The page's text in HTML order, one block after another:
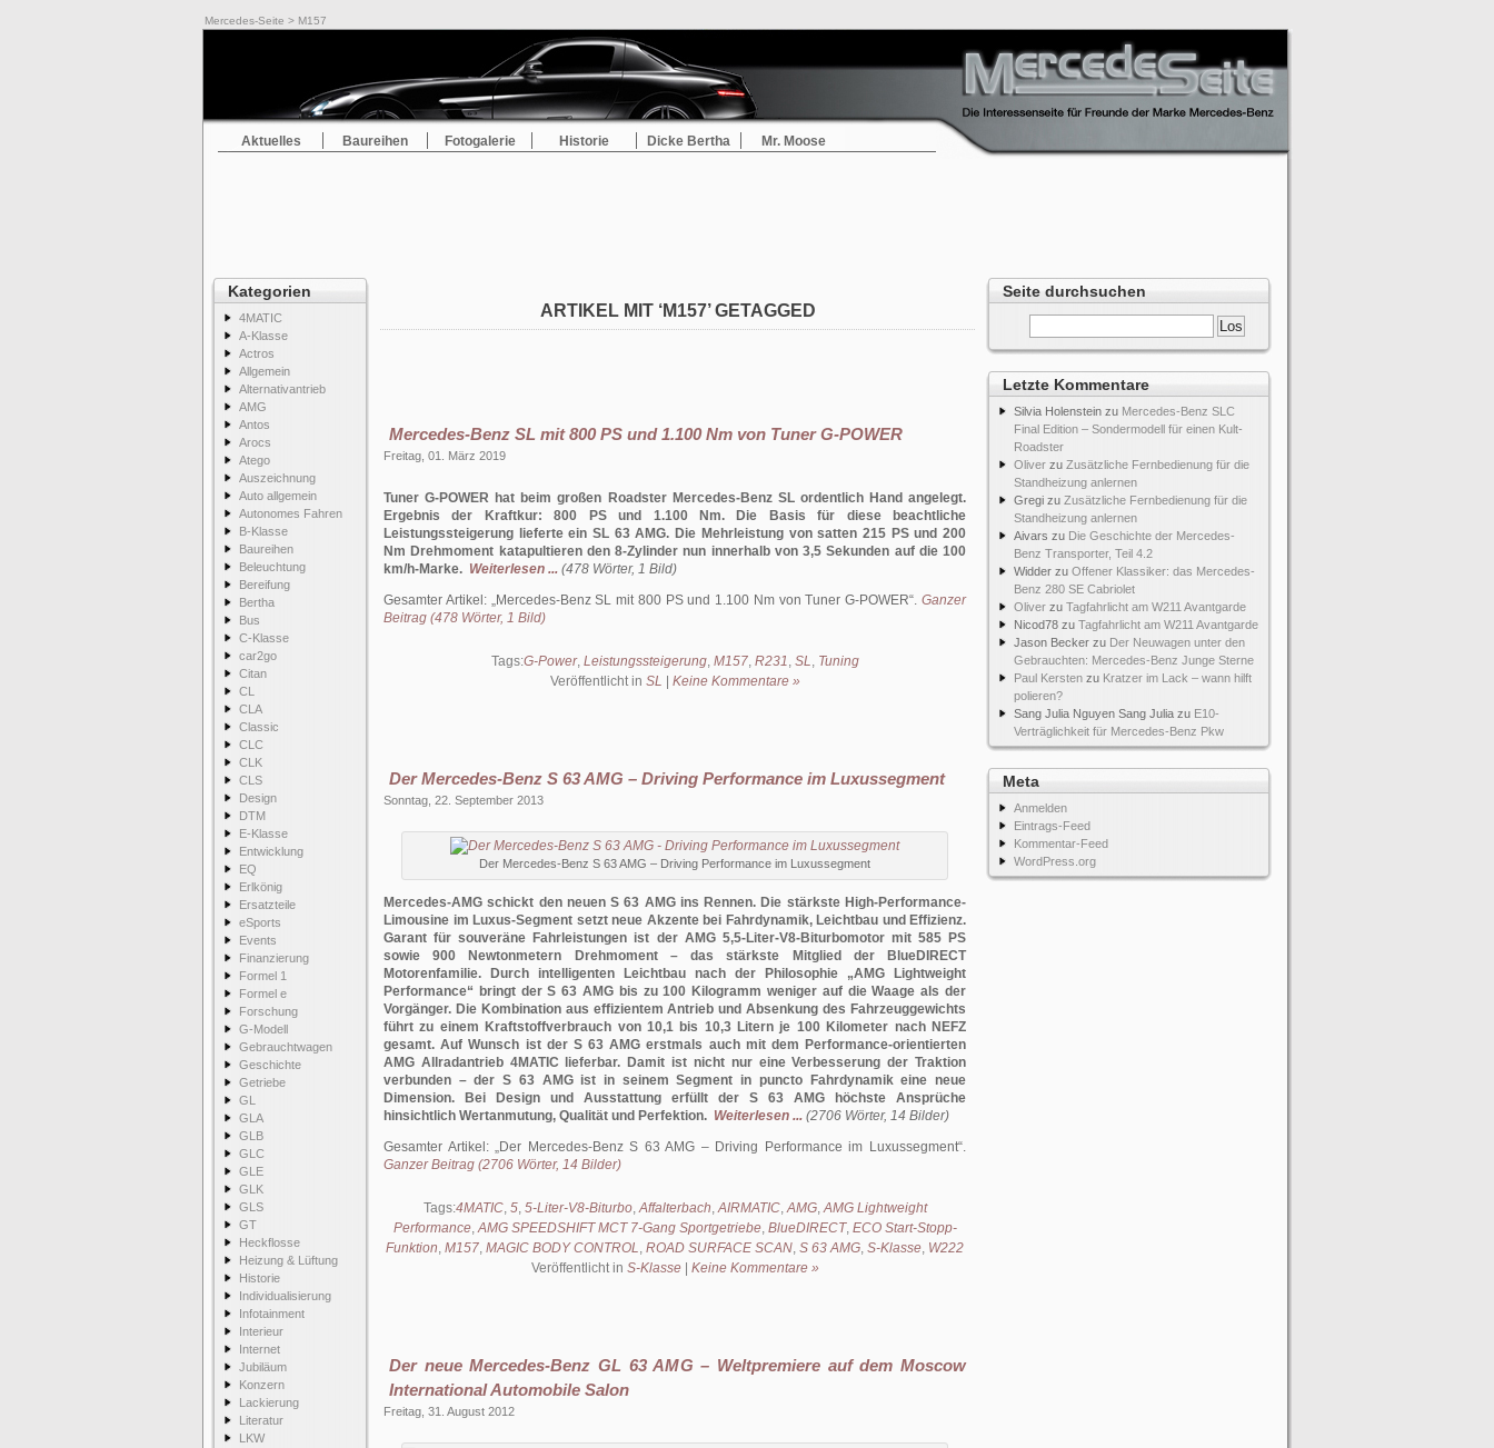
Mercedes-Seite > M157
Aktuelles Baureihen Fotogalerie Historie Dicke Bertha Mr. Moose
Kategorien
4MATIC
A-Klasse
Actros
Allgemein
Alternativantrieb
AMG
Antos
Arocs
Atego
Auszeichnung
Auto allgemein
Autonomes Fahren
B-Klasse
Baureihen
Beleuchtung
Bereifung
Bertha
Bus
C-Klasse
car2go
Citan
CL
CLA
Classic
CLC
CLK
CLS
Design
DTM
E-Klasse
Entwicklung
EQ
Erlkönig
Ersatzteile
eSports
Events
Finanzierung
Formel 1
Formel e
Forschung
G-Modell
Gebrauchtwagen
Geschichte
Getriebe
GL
GLA
GLB
GLC
GLE
GLK
GLS
GT
Heckflosse
Heizung & Lüftung
Historie
Individualisierung
Infotainment
Interieur
Internet
Jubiläum
Konzern
Lackierung
Literatur
LKW
Seite durchsuchen
Letzte Kommentare
Silvia Holenstein zu Mercedes-Benz SLC
Final Edition – Sondermodell für einen Kult-
Roadster
Oliver zu Zusätzliche Fernbedienung für die
Standheizung anlernen
Gregi zu Zusätzliche Fernbedienung für die
Standheizung anlernen
Aivars zu Die Geschichte der Mercedes-
Benz Transporter, Teil 4.2
Widder zu Offener Klassiker: das Mercedes-
Benz 280 SE Cabriolet
Oliver zu Tagfahrlicht am W211 Avantgarde
Nicod78 zu Tagfahrlicht am W211 Avantgarde
Jason Becker zu Der Neuwagen unter den
Gebrauchten: Mercedes-Benz Junge Sterne
Paul Kersten zu Kratzer im Lack – wann hilft
polieren?
Sang Julia Nguyen Sang Julia zu E10-
Verträglichkeit für Mercedes-Benz Pkw
Meta
Anmelden
Eintrags-Feed
Kommentar-Feed
WordPress.org
ARTIKEL MIT ‘M157’ GETAGGED
Mercedes-Benz SL mit 800 PS und 1.100 Nm von Tuner G-POWER
Freitag, 01. März 2019
Tuner G-POWER hat beim großen Roadster Mercedes-Benz SL ordentlich Hand angelegt.
Ergebnis der Kraftkur: 800 PS und 1.100 Nm. Die Basis für diese beachtliche
Leistungssteigerung lieferte ein SL 63 AMG. Die Mehrleistung von satten 215 PS und 200
Nm Drehmoment katapultieren den 8-Zylinder nun innerhalb von 3,5 Sekunden auf die 100
km/h-Marke. Weiterlesen ... (478 Wörter, 1 Bild)
Gesamter Artikel: Mercedes-Benz SL mit 800 PS und 1.100 Nm von Tuner G-POWER .Ganzer
Beitrag (478 Wörter, 1 Bild)
Tags:G-Power, Leistungssteigerung, M157, R231, SL, Tuning
Veröffentlicht in SL Keine Kommentare »
Der Mercedes-Benz S 63 AMG – Driving Performance im Luxussegment
Sonntag, 22. September 2013
Der Mercedes-Benz S 63 AMG – Driving Performance im Luxussegment
Mercedes-AMG schickt den neuen S 63 AMG ins Rennen. Die stärkste High-Performance-
Limousine im Luxus-Segment setzt neue Akzente bei Fahrdynamik, Leichtbau und Effizienz.
Garant für souveräne Fahrleistungen ist der AMG 5,5-Liter-V8-Biturbomotor mit 585 PS
sowie 900 Newtonmetern Drehmoment – das stärkste Mitglied der BlueDIRECT
Motorenfamilie. Durch intelligenten Leichtbau nach der Philosophie „AMG Lightweight
Performance“ bringt der S 63 AMG bis zu 100 Kilogramm weniger auf die Waage als der
Vorgänger. Die Kombination aus effizientem Antrieb und Absenkung des Fahrzeuggewichts
führt zu einem Kraftstoffverbrauch von 10,1 bis 10,3 Litern je 100 Kilometer nach NEFZ
gesamt. Auf Wunsch ist der S 63 AMG erstmals auch mit dem Performance-orientierten
AMG Allradantrieb 4MATIC lieferbar. Damit ist nicht nur eine Verbesserung der Traktion
verbunden – der S 63 AMG ist in seinem Segment in puncto Fahrdynamik eine neue
Dimension. Bei Design und Ausstattung erfüllt der S 63 AMG höchste Ansprüche
hinsichtlich Wertanmutung, Qualität und Perfektion. Weiterlesen ... (2706 Wörter, 14 Bilder)
Gesamter Artikel: Der Mercedes-Benz S 63 AMG – Driving Performance im Luxussegment .
Ganzer Beitrag (2706 Wörter, 14 Bilder)
Tags:4MATIC, 5, 5-Liter-V8-Biturbo,Affalterbach,AIRMATIC,AMG,AMG Lightweight
Performance,AMG SPEEDSHIFT MCT 7-Gang Sportgetriebe, BlueDIRECT, ECO Start-Stopp-
Funktion, M157, MAGIC BODY CONTROL, ROAD SURFACE SCAN, S 63 AMG, S-Klasse, W222
Veröffentlicht in S-Klasse| Keine Kommentare »
Der neue Mercedes-Benz GL 63 AMG – Weltpremiere auf dem Moscow
International Automobile Salon
Freitag, 31. August 2012